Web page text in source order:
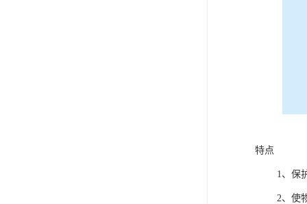
特点
1、保护
2、使物